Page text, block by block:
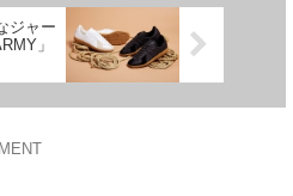
ジャー
」